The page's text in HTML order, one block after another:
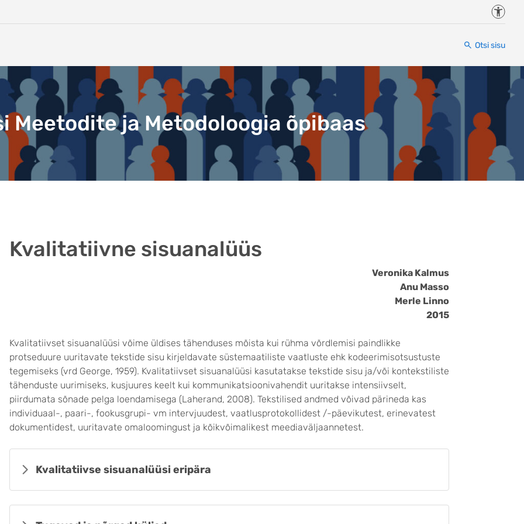
Otsi sisu
Meetodite ja Metodoloogia õpibaas
Kvalitatiivne sisuanalüüs
Veronika Kalmus
Anu Masso
Merle Linno
2015
Kvalitatiivset sisuanalüüsi võime üldises tähenduses mõista kui rühma võrdlemisi paindlikke
protseduure uuritavate tekstide sisu kirjeldavate süstemaatiliste vaatluste ehk kodeerimisotsustuste
tegemiseks (vrd George, 1959). Kvalitatiivset sisuanalüüsi kasutatakse tekstide sisu ja/või kontekstiliste
tähenduste uurimiseks, kusjuures keelt kui kommunikatsioonivahendit uuritakse intensiivselt,
piirdumata sõnade pelga loendamisega (Laherand, 2008). Tekstilised andmed võivad pärineda kas
individuaal-, paari-, fookusgrupi- vm intervjuudest, vaatlusprotokollidest /-päevikutest, erinevatest
dokumentidest, uuritavate omaloomingust ja kõikvõimalikest meediaväljaannetest.
Kvalitatiivse sisuanalüüsi eripära